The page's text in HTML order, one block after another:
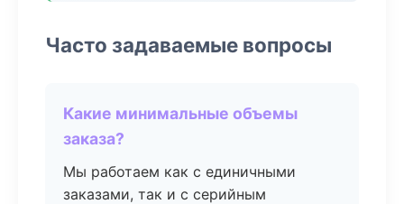
Часто задаваемые вопросы
Какие минимальные объемы
заказа?
Мы работаем как с единичными
заказами, так и с серийным